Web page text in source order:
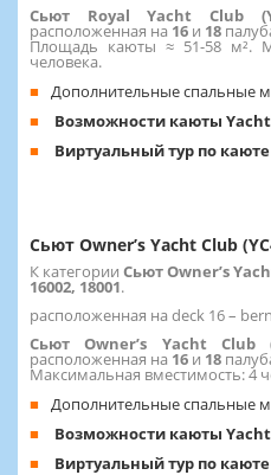
Сьют Royal Yacht Club
расположенная на 16 и 18
Площадь каюты ≈ 51-58 м².
человека.
Дополнительные спальные
Возможности каюты
Виртуальный тур по каюте
Сьют Owner’s Yacht Club
К категории Сьют Owner’s
16002, 18001.
расположенная на deck 16 –
Сьют Owner’s Yacht Club
расположенная на 16 и 18
Максимальная вместимость: 4
Дополнительные спальные
Возможности каюты
Виртуальный тур по каюте